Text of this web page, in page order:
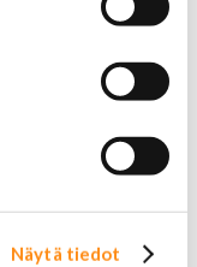
Näytä tiedot